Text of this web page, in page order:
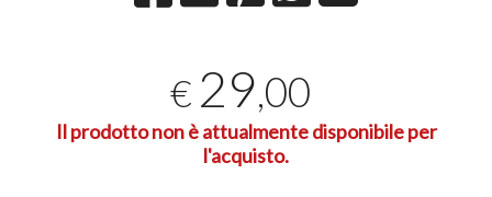
€ 29,00
Il prodotto non è attualmente disponibile per
l'acquisto.